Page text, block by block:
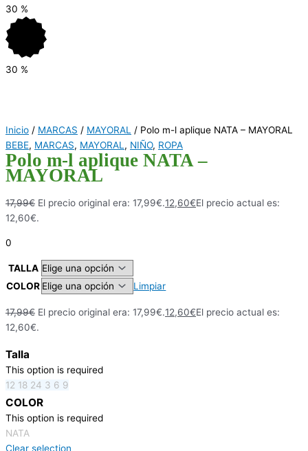
30 %
30 %
Inicio / MARCAS / MAYORAL
/ Polo m-l aplique NATA – MAYORAL
BEBE, MARCAS, MAYORAL , NIÑO, ROPA
Polo m-l aplique NATA –
MAYORAL
17,99€ El precio original era: 17,99€.12,60€El precio actual es:
12,60€.
0
TALLA
COLOR
Limpiar
17,99€ El precio original era: 17,99€.12,60€El precio actual es:
12,60€.
Talla
This option is required
12 18 24 3 6 9
COLOR
This option is required
NATA
Clear selection